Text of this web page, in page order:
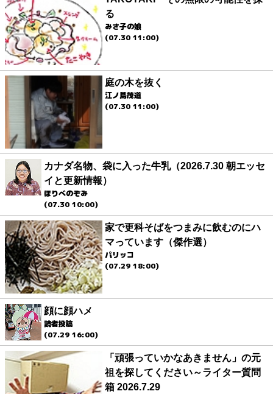
る
みさ子の娘
(07.30 11:00)
庭の木を抜く
江ノ島茂道
(07.30 11:00)
カナダ名物、袋に入った牛乳（2026.7.30 朝エッセ
イと更新情報）
ほりべのぞみ
(07.30 10:00)
家で更科そばをつまみに飲むのにハ
マっています（傑作選）
パリッコ
(07.29 18:00)
顔に顔ハメ
読者投稿
(07.29 16:00)
「頑張っていかなあきません」の元
祖を探してください～ライター質問
箱 2026.7.29